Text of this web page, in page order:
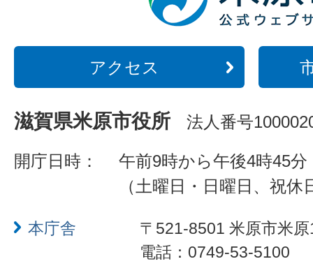
アクセス
滋賀県米原市役所 法人番号
開庁日時：
午前9時から午後4時45分
（土曜日・日曜日、祝
本庁舎
〒521-8501 米原市米
電話：0749-53-5100